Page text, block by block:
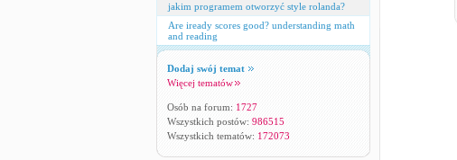
jakim programem otworzyć style rolanda?
Are iready scores good? understanding math
and reading
Dodaj swój temat
Więcej tematów
Osób na forum: 1727
Wszystkich postów: 986515
Wszystkich tematów: 172073